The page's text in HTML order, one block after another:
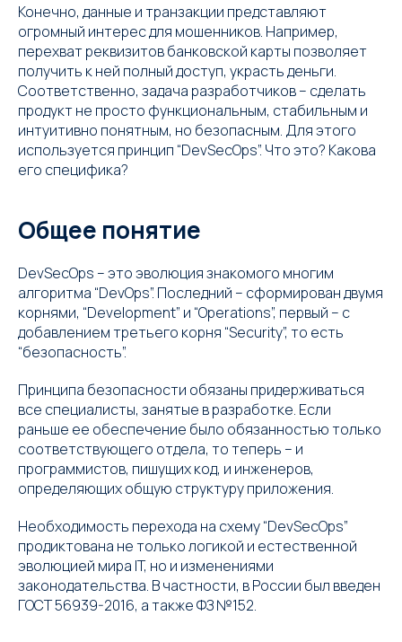
Конечно, данные и транзакции представляют
огромный интерес для мошенников. Например,
перехват реквизитов банковской карты позволяет
получить к ней полный доступ, украсть деньги.
Соответственно, задача разработчиков – сделать
продукт не просто функциональным, стабильным и
интуитивно понятным, но безопасным. Для этого
используется принцип “DevSecOps”. Что это? Какова
его специфика?
Общее понятие
DevSecOps – это эволюция знакомого многим
алгоритма “DevOps”. Последний – сформирован двумя
корнями, “Development” и “Operations”, первый – с
добавлением третьего корня “Security”, то есть
“безопасность”.
Принципа безопасности обязаны придерживаться
все специалисты, занятые в разработке. Если
раньше ее обеспечение было обязанностью только
соответствующего отдела, то теперь – и
программистов, пишущих код, и инженеров,
определяющих общую структуру приложения.
Необходимость перехода на схему “DevSecOps”
продиктована не только логикой и естественной
эволюцией мира IT, но и изменениями
законодательства. В частности, в России был введен
ГОСТ 56939-2016, а также ФЗ №152.